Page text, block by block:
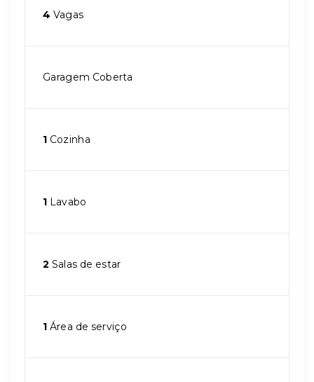
4 Vagas
Garagem Coberta
1 Cozinha
1 Lavabo
2 Salas de estar
1 Área de serviço